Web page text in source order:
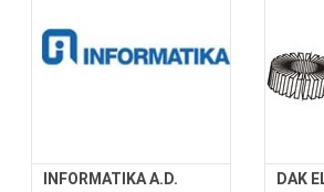
INFORMATIKA A.D. DAK